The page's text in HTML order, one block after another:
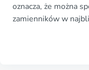
oznacza, że można
zamienników w